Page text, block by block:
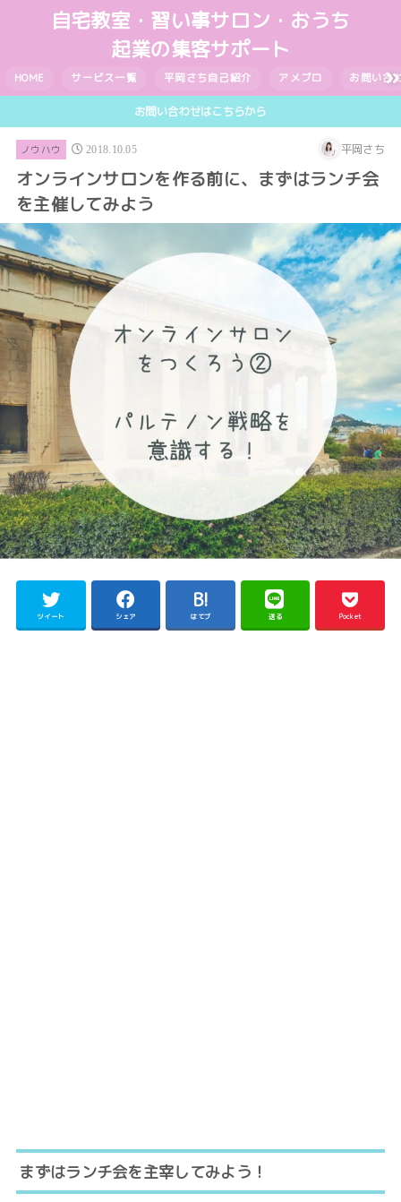
自宅教室・習い事サロン・おうち
起業の集客サポート
HOME サービス一覧 平岡さち自己紹介 アメブロ お問い合
お問い合わせはこちらから
ノウハウ 2018.10.05 平岡さち
オンラインサロンを作る前に、まずはランチ会
を主催してみよう
ツイート シェア はてブ 送る Pocket
まずはランチ会を主宰してみよう！